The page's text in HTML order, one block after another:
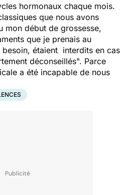
hormonaux chaque mois.
que nous avons
mon début de grossesse,
que je prenais au
étaient interdits en cas
déconseillés". Parce
a été incapable de nous